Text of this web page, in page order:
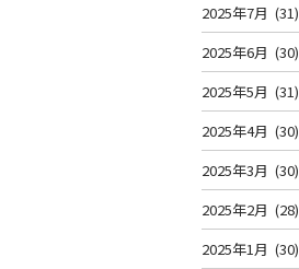
2025年7月 (31)
2025年6月 (30)
2025年5月 (31)
2025年4月 (30)
2025年3月 (30)
2025年2月 (28)
2025年1月 (30)